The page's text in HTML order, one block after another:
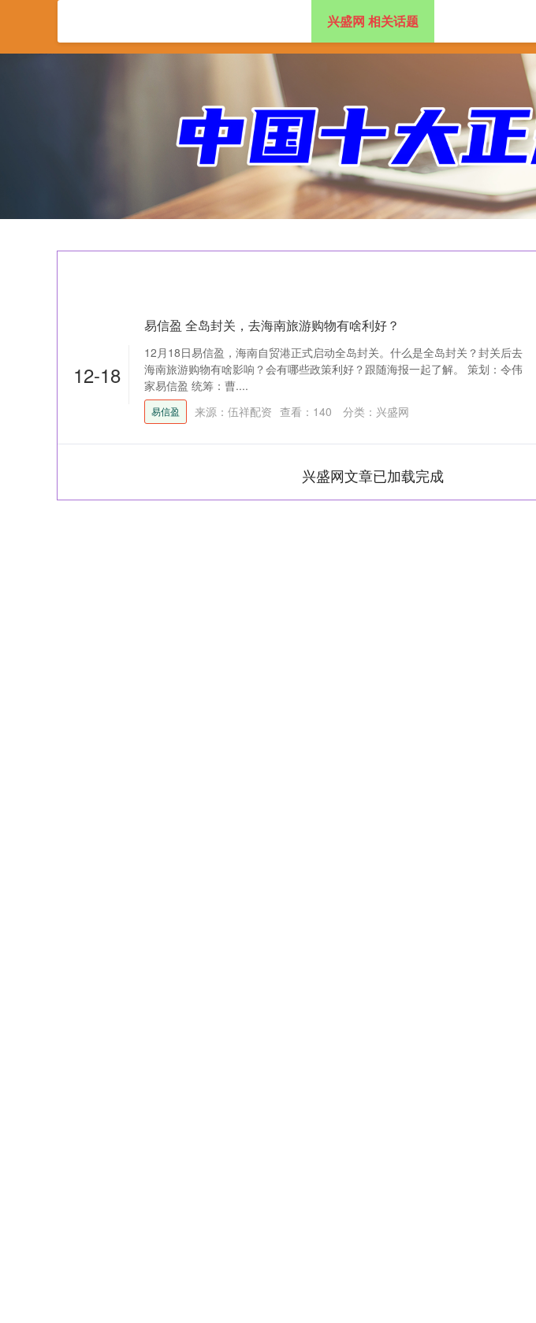
兴盛网 实盘配资app 2024十大正规配资平台
兴盛网 相关话题
12-18
易信盈 全岛封关，去海南旅游购物有啥利好？
12月18日易信盈，海南自贸港正式启动全岛封关。什么是全岛封关？封关后去
海南旅游购物有啥影响？会有哪些政策利好？跟随海报一起了解。 策划：令伟
家易信盈 统筹：曹....
易信盈 来源：伍祥配资 查看： 140 分类： 兴盛网
兴盛网文章已加载完成